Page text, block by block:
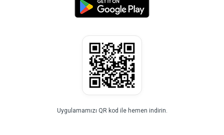
Uygulamamızı QR kod ile hemen indirin.